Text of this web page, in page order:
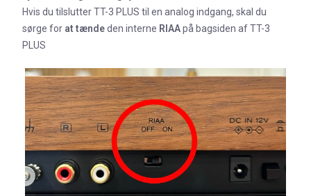
Hvis du tilslutter TT-3 PLUS til en analog indgang, skal du
sørge for at tændeden interne RIAApå bagsiden af TT-3
PLUS